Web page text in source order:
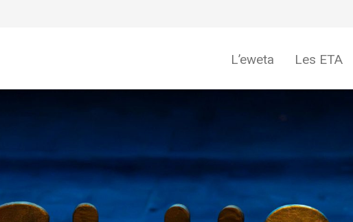
L’eweta Les ETA